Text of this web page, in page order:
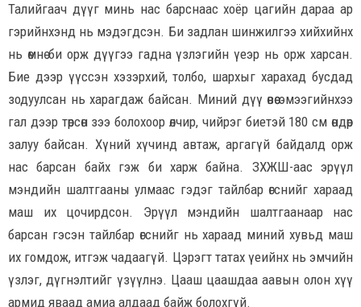
Талийгаач дүүг минь нас барснаас хоёр цагийн дараа ар
гэрийнхэнд нь мэдэгдсэн. Би задлан шинжилгээ хийхийнх
нь өмнө би орж дүүгээ гадна үзлэгийн үеэр нь орж харсан.
Бие дээр үүссэн хэзэрхий, толбо, шархыг харахад бусдад
зодуулсан нь харагдаж байсан. Миний дүү өвөө эмээгийнхээ
гал дээр төрсөн зээ болохоор өлчир, чийрэг биетэй 180 см өндөр
залуу байсан. Хүний хүчинд автаж, аргагүй байдалд орж
нас барсан байх гэж би харж байна. ЗХЖШ-аас эрүүл
мэндийн шалтгааны улмаас гэдэг тайлбар өгснийг хараад
маш их цочирдсон. Эрүүл мэндийн шалтгаанаар нас
барсан гэсэн тайлбар өгснийг нь хараад миний хувьд маш
их гомдож, итгэж чадаагүй. Цэрэгт татах үеийнх нь эмчийн
үзлэг, дүгнэлтийг үзүүлнэ. Цааш цаашдаа аавын олон хүү
армид яваад амиа алдаад байж болохгүй.